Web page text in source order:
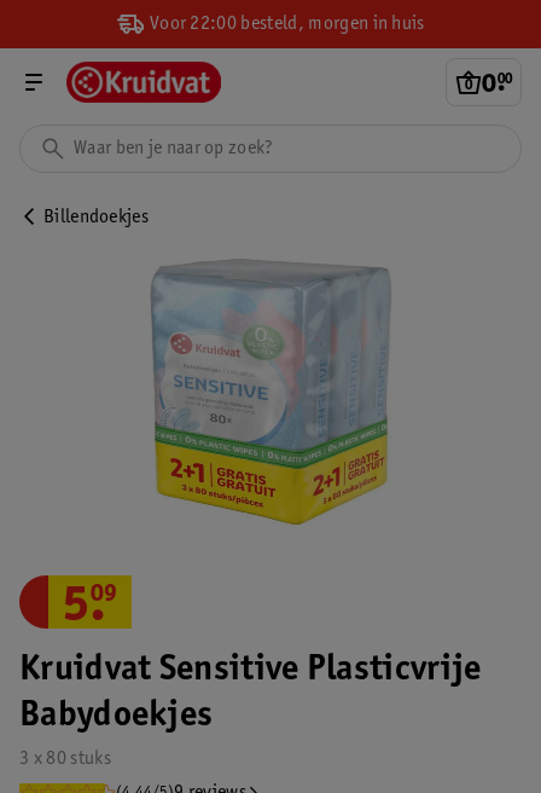
Voor 22:00 besteld, morgen in huis
0.
00
Billendoekjes
Kruidvat Sensitive Plasticvrije
Babydoekjes
3 x 80 stuks
5.
09